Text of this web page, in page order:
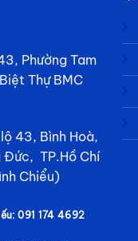
Phường Tam
Thự BMC
43, Bình Hoà,
Đức, TP.Hồ Chí
Chiểu)
091 174 4692